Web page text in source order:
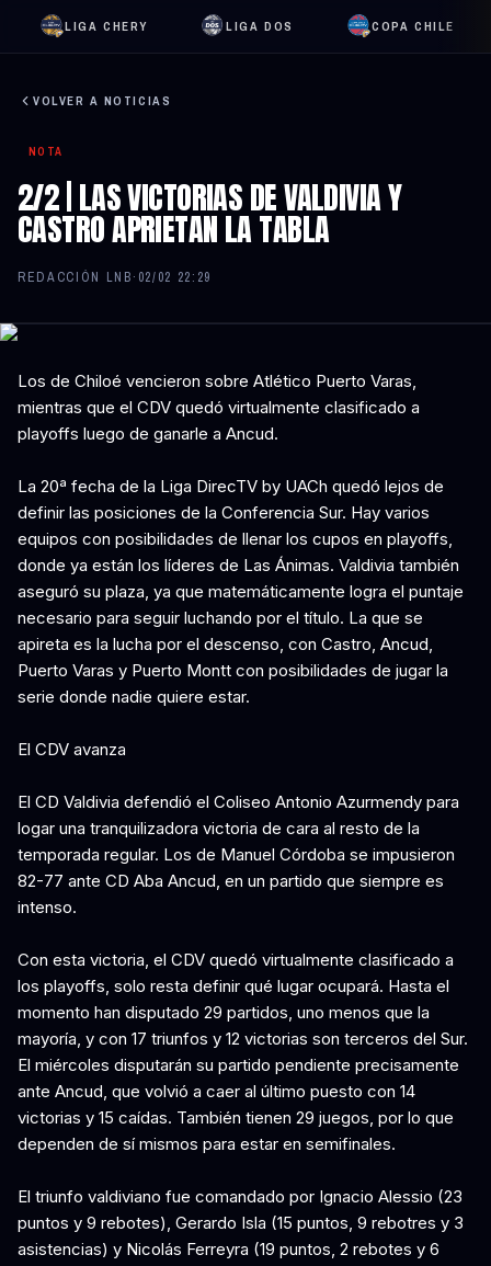
LIGA CHERY LIGA DOS COPA CHILE
VOLVER A NOTICIAS
NOTA
2/2 | LAS VICTORIAS DE VALDIVIA Y
CASTRO APRIETAN LA TABLA
REDACCIÓN LNB· 02/02 22:29
Los de Chiloé vencieron sobre Atlético Puerto Varas,
mientras que el CDV quedó virtualmente clasificado a
playoffs luego de ganarle a Ancud.
La 20ª fecha de la Liga DirecTV by UACh quedó lejos de
definir las posiciones de la Conferencia Sur. Hay varios
equipos con posibilidades de llenar los cupos en playoffs,
donde ya están los líderes de Las Ánimas. Valdivia también
aseguró su plaza, ya que matemáticamente logra el puntaje
necesario para seguir luchando por el título. La que se
apireta es la lucha por el descenso, con Castro, Ancud,
Puerto Varas y Puerto Montt con posibilidades de jugar la
serie donde nadie quiere estar.
El CDV avanza
El CD Valdivia defendió el Coliseo Antonio Azurmendy para
logar una tranquilizadora victoria de cara al resto de la
temporada regular. Los de Manuel Córdoba se impusieron
82-77 ante CD Aba Ancud, en un partido que siempre es
intenso.
Con esta victoria, el CDV quedó virtualmente clasificado a
los playoffs, solo resta definir qué lugar ocupará. Hasta el
momento han disputado 29 partidos, uno menos que la
mayoría, y con 17 triunfos y 12 victorias son terceros del Sur.
El miércoles disputarán su partido pendiente precisamente
ante Ancud, que volvió a caer al último puesto con 14
victorias y 15 caídas. También tienen 29 juegos, por lo que
dependen de sí mismos para estar en semifinales.
El triunfo valdiviano fue comandado por Ignacio Alessio (23
puntos y 9 rebotes), Gerardo Isla (15 puntos, 9 rebotres y 3
asistencias) y Nicolás Ferreyra (19 puntos, 2 rebotes y 6